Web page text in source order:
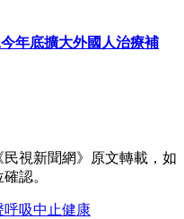
年底擴大外國人治療補
視新聞網》原文轉載，如
認。
呼吸中止健康